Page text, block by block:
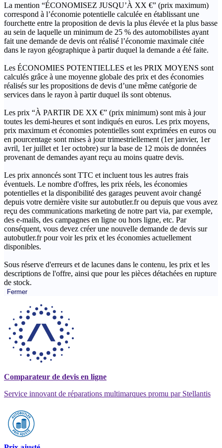
La mention “ÉCONOMISEZ JUSQU’À XX €” (prix maximum)
correspond à l’économie potentielle calculée en établissant une
fourchette entre la proposition de devis la plus élevée et la plus basse
au sein de laquelle un minimum de 25 % des automobilistes ayant
fait une demande de devis ont réalisé l’économie maximale citée
dans le rayon géographique à partir duquel la demande a été faite.
Les ÉCONOMIES POTENTIELLES et les PRIX MOYENS sont
calculés grâce à une moyenne globale des prix et des économies
réalisés sur les propositions de devis d’une même catégorie de
services dans le rayon à partir duquel ils sont obtenus.
Les prix “À PARTIR DE XX €” (prix minimum) sont mis à jour
toutes les demi-heures et sont indiqués en euros. Les prix moyens,
prix maximum et économies potentielles sont exprimées en euros ou
en pourcentage sont mises à jour trimestriellement (1er janvier, 1er
avril, 1er juillet et 1er octobre) sur la base de 12 mois de données
provenant de demandes ayant reçu au moins quatre devis.
Les prix annoncés sont TTC et incluent tous les autres frais
éventuels. Le nombre d'offres, les prix réels, les économies
potentielles et la disponibilité des garages peuvent avoir changé
depuis votre dernière visite sur autobutler.fr ou depuis que vous avez
reçu des communications marketing de notre part via, par exemple,
des e-mails, des campagnes en ligne ou hors ligne, etc. Par
conséquent, vous devez créer une nouvelle demande de devis sur
autobutler.fr pour voir les prix et les économies actuellement
disponibles.
Sous réserve d'erreurs et de lacunes dans le contenu, les prix et les
descriptions de l'offre, ainsi que pour les pièces détachées en rupture
de stock.
Fermer
Comparateur de devis en ligne
Service innovant de réparations multimarques promu par Stellantis